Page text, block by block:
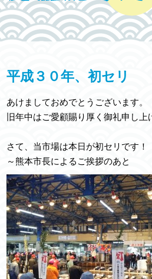
平成３０年、初セリ
あけましておめでとうございます。
旧年中はご愛顧賜り厚く御礼申し上
さて、当市場は本日が初セリです！
～熊本市長によるご挨拶のあと